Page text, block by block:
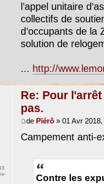
l’appel unitaire
collectifs de
d’occupants de la
solution de
... http://
Re: Pour
pas.
de Pïérô» 01 Avr 2018,
Campement anti-
Contre les